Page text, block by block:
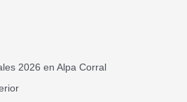
2026 en Alpa Corral